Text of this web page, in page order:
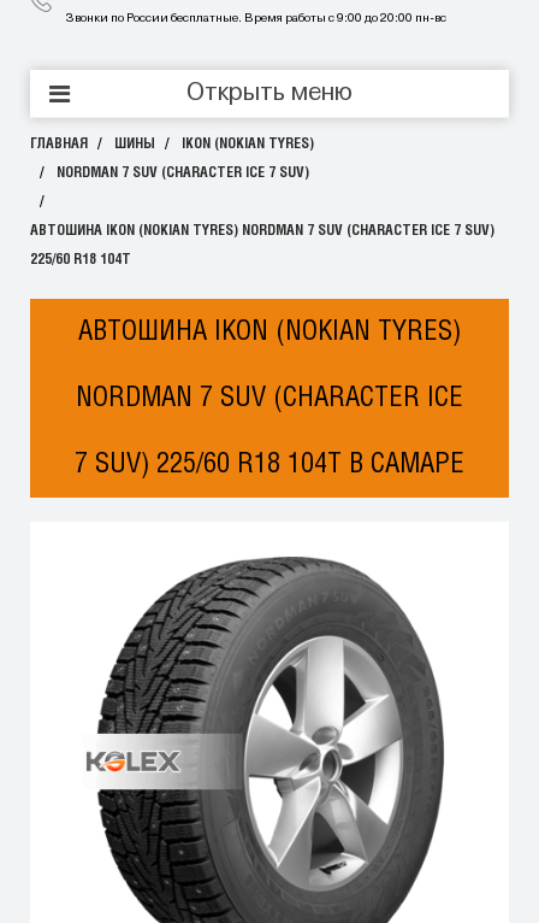
Звонки по России бесплатные. Время работы с 9:00 до 20:00 пн-вс
Открыть меню
ГЛАВНАЯ ШИНЫ IKON (NOKIAN TYRES)
NORDMAN 7 SUV (CHARACTER ICE 7 SUV)
АВТОШИНА IKON (NOKIAN TYRES) NORDMAN 7 SUV (CHARACTER ICE 7 SUV)
225/60 R18 104T
АВТОШИНА IKON (NOKIAN TYRES)
NORDMAN 7 SUV (CHARACTER ICE
7 SUV) 225/60 R18 104T В САМАРЕ